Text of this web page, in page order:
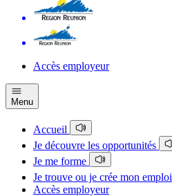
Accès employeur
Menu
Accueil
Je découvre les opportunités
Je me forme
Je trouve ou je crée mon emploi
Accès employeur